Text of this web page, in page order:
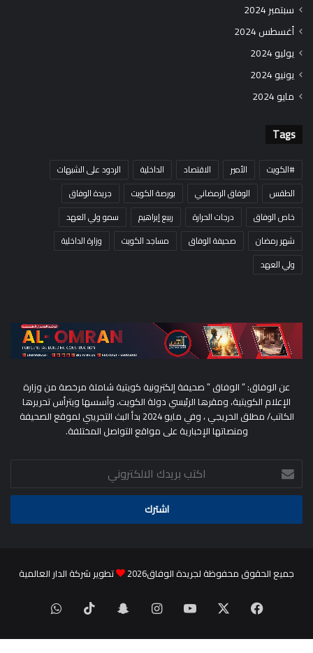
سبتمبر 2024
أغسطس 2024
يوليو 2024
يونيو 2024
مايو 2024
Tags
#الكويت الأمير الاقتصاد الداخلية
الردود على الشبهات
الطقس
الوفاق الرمضاني بورصة الكويت
جريدة الوفاق
خاص الوفاق
درجات الحرارة ربيع إبراهيم
سمو ولي العهد
شهر رمضان
صحيفة الوفاق مساجد الكويت
وزارة الداخلية
ولي العهد
عن الوفاق: ” الوفاق ” صحيفة إلكترونية كويتية شاملة مرخصة من وزارة
الإعلام الكويتية، ومقرها الرئيسي دولة الكويت، وأسسها ويترأس تحريرها
الكاتب/ مطلق الحريجي ، وفي مايو 2024 بدأ البث التجريبي لموقع الصحيفة
ومنصاتها الإخبارية على مواقع التواصل المختلفة.
اكتب
بريدك
الالكتروني
جميع الحقوق محفوظة لجريدة الوفاق2026 تطوير شركة الدار العالمية
فيسبوك ‫YouTubeانستقرامسناب
تشات
‫TikTokواتساب